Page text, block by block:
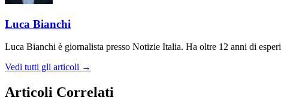
Luca Bianchi
Luca Bianchi è giornalista presso Notizie Italia. Ha oltre 12 anni di
Vedi tutti gli articoli →
Articoli Correlati